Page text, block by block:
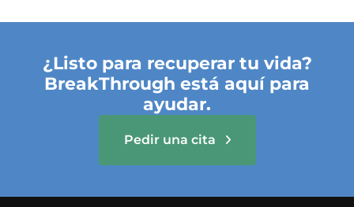
¿Listo para recuperar tu vida?
BreakThrough está aquí para
ayudar.
Pedir una cita